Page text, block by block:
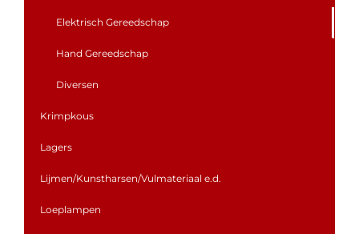
Elektrisch Gereedschap
Hand Gereedschap
Diversen
Krimpkous
Lagers
Lijmen/Kunstharsen/Vulmateriaal e.d.
Loeplampen